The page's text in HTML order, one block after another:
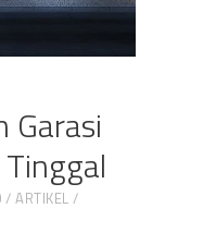
Garasi
ARTIKEL